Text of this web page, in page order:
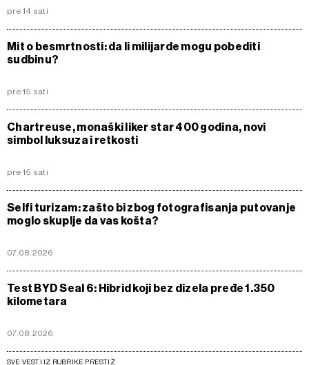
pre 14 sati
Mit o besmrtnosti: da li milijarde mogu pobediti
sudbinu?
pre 15 sati
Chartreuse, monaški liker star 400 godina, novi
simbol luksuza i retkosti
pre 15 sati
Selfi turizam: zašto bi zbog fotografisanja putovanje
moglo skuplje da vas košta?
07.08.2026
Test BYD Seal 6: Hibrid koji bez dizela pređe 1.350
kilometara
07.08.2026
SVE VESTI IZ RUBRIKE PRESTIŽ